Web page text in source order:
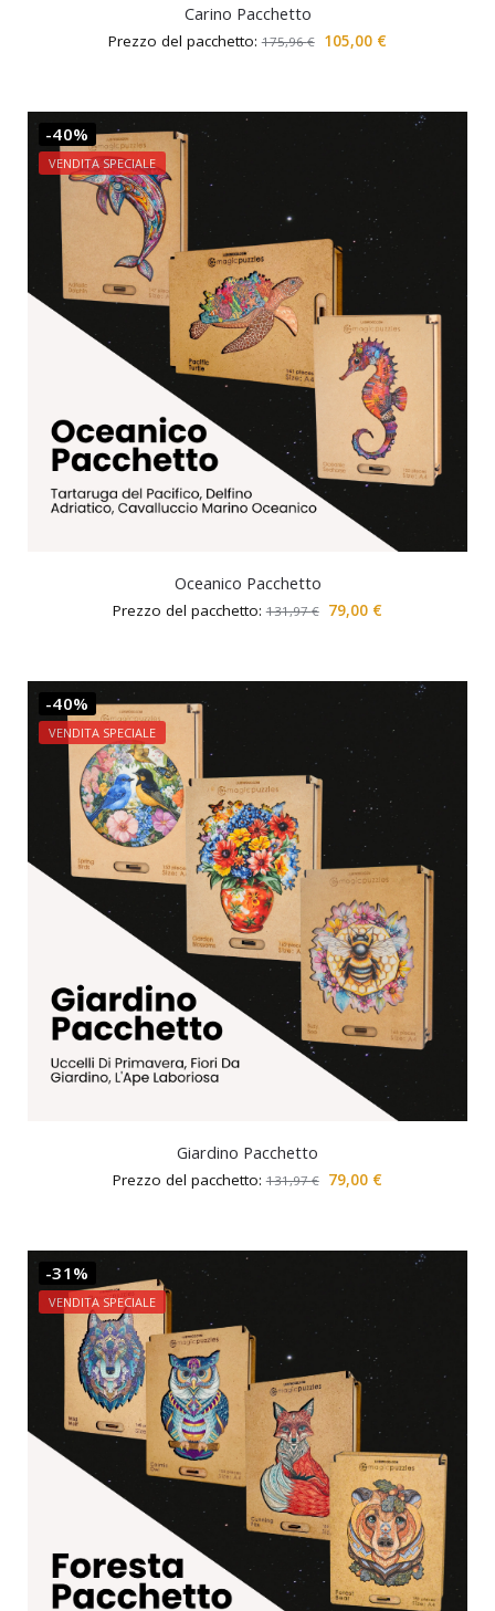
Carino Pacchetto
Prezzo del pacchetto:175,96€ 105,00 €
-40%
VENDITA SPECIALE
Oceanico Pacchetto
Prezzo del pacchetto:131,97€ 79,00 €
-40%
VENDITA SPECIALE
Giardino Pacchetto
Prezzo del pacchetto:131,97€ 79,00 €
-31%
VENDITA SPECIALE